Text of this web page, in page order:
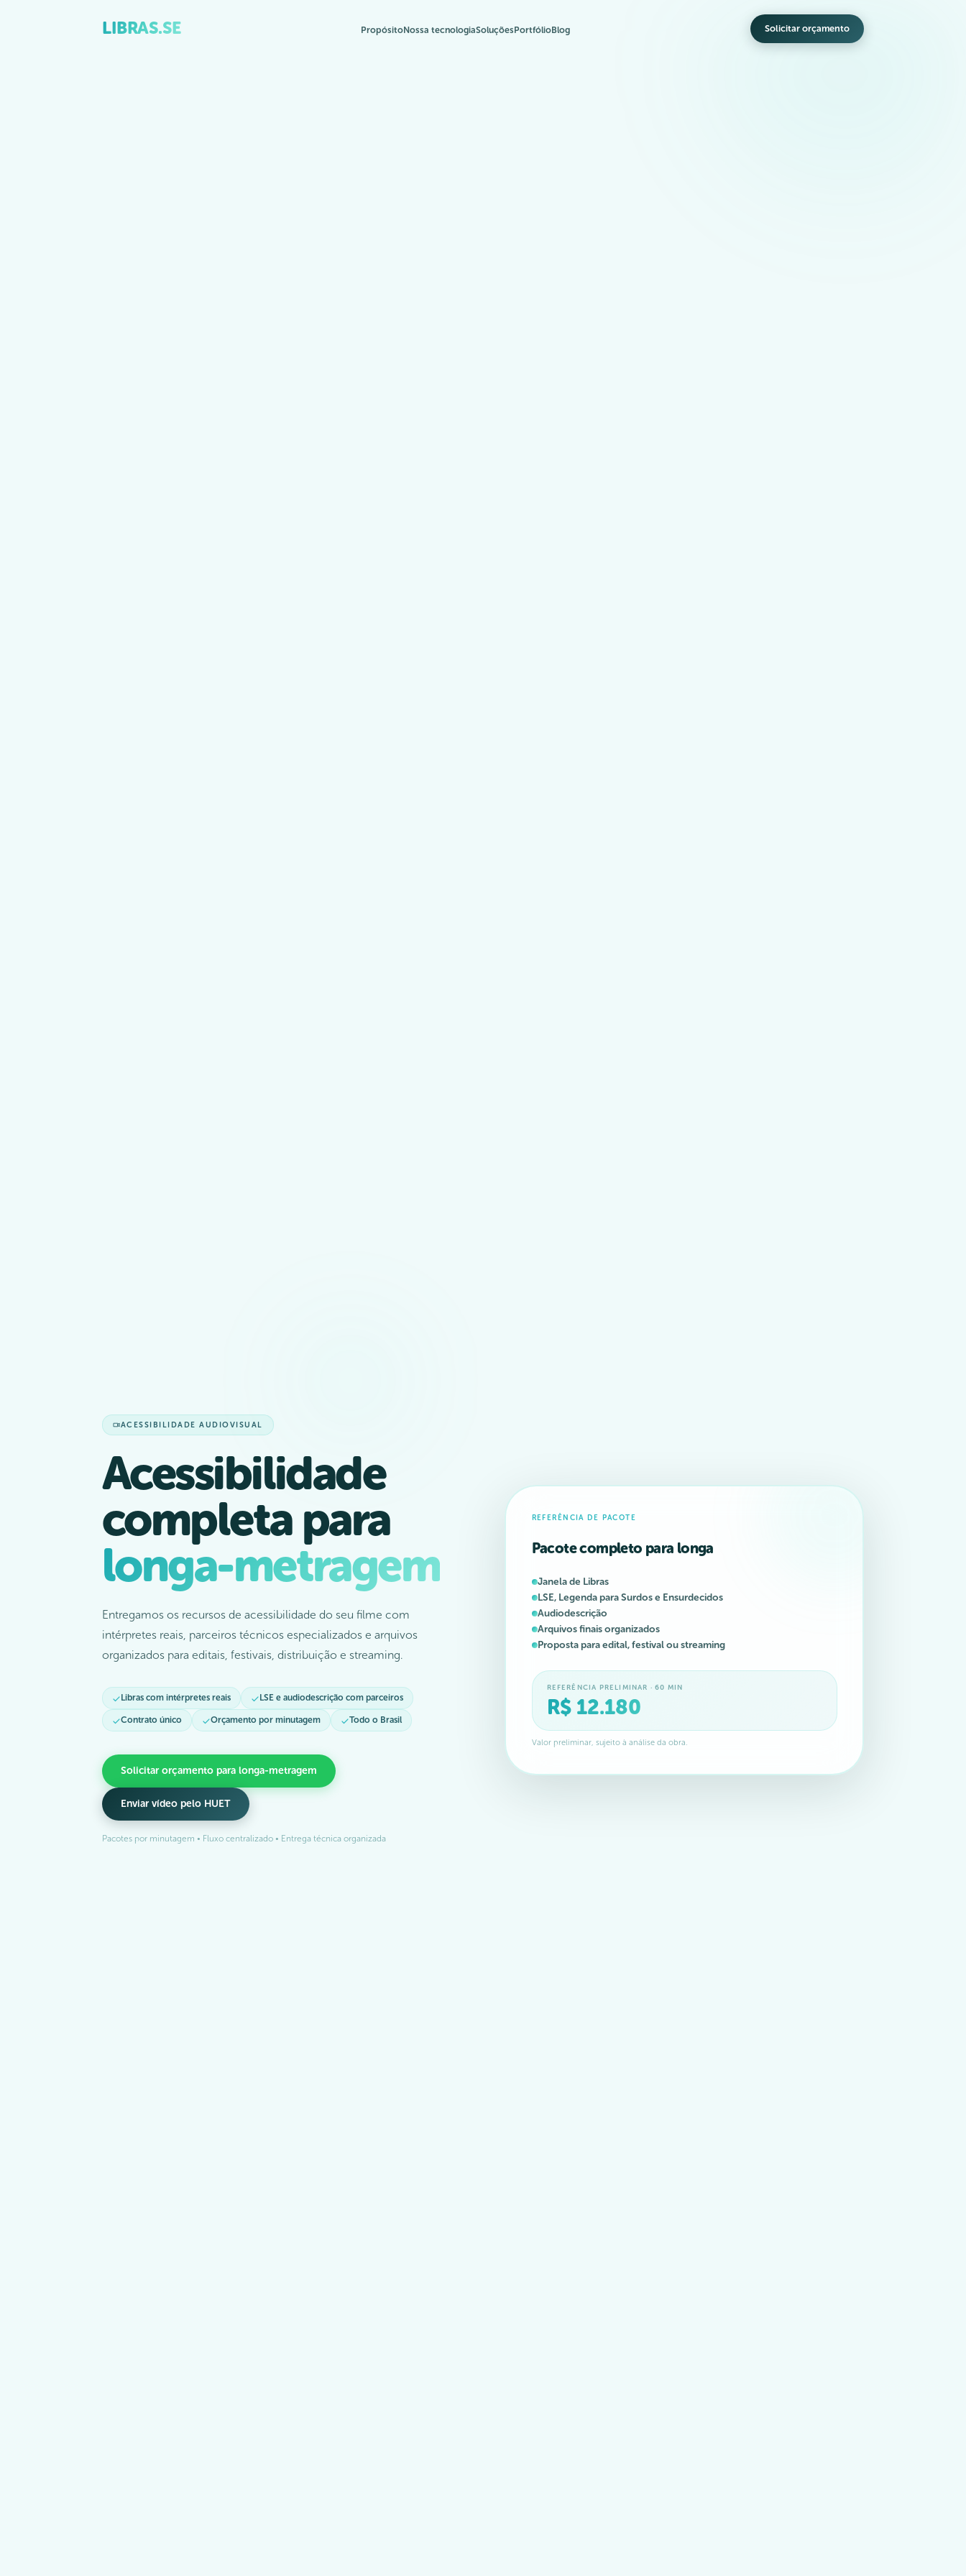
LIBRAS.SE PropósitoNossa tecnologiaSoluçõesPortfólioBlog Solicitar orçamento
ACESSIBILIDADE AUDIOVISUAL
Acessibilidade
completa para
longa-metragem
Entregamos os recursos de acessibilidade do seu filme com
intérpretes reais, parceiros técnicos especializados e arquivos
organizados para editais, festivais, distribuição e streaming.
Libras com intérpretes reais LSE e audiodescrição com parceiros
Contrato único Orçamento por minutagem Todo o Brasil
Solicitar orçamento para longa-metragem
Enviar vídeo pelo HUET
Pacotes por minutagem • Fluxo centralizado • Entrega técnica organizada
REFERÊNCIA DE PACOTE
Pacote completo para longa
Janela de Libras
LSE, Legenda para Surdos e Ensurdecidos
Audiodescrição
Arquivos finais organizados
Proposta para edital, festival ou streaming
REFERÊNCIA PRELIMINAR · 60 MIN
R$ 12.180
Valor preliminar, sujeito à análise da obra.